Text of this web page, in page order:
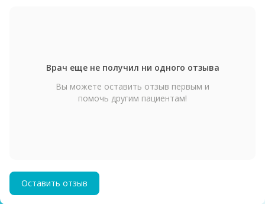
Врач еще не получил ни одного отзыва
Вы можете оставить отзыв первым и
помочь другим пациентам!
Оставить отзыв